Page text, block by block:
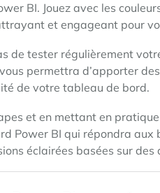
BI. Jouez avec les
et engageant pour
de tester régulièrement
permettra d’apporter
de votre tableau de bord.
et en mettant en
Power BI qui répondra
éclairées basées sur